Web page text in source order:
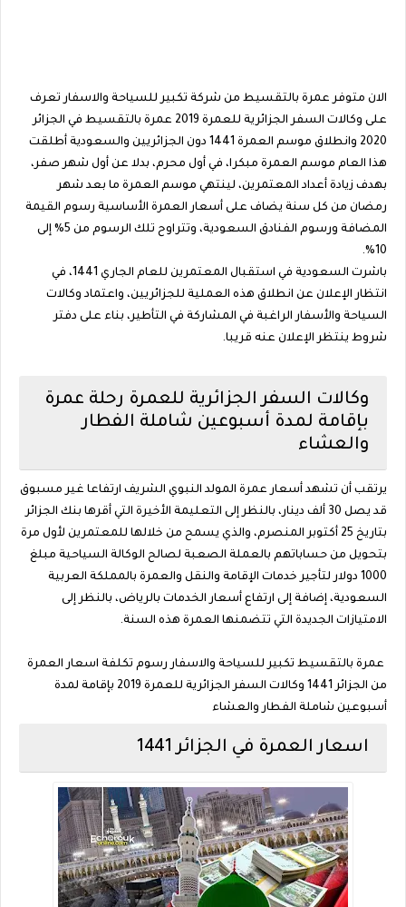
الان متوفر عمرة بالتقسيط من شركة تكبير للسياحة والاسفار تعرف
على وكالات السفر الجزائرية للعمرة 2019 عمرة بالتقسيط في الجزائر
2020 وانطلاق موسم العمرة 1441 دون الجزائريين والسعودية أطلقت
هذا العام موسم العمرة مبكرا، في أول محرم، بدلا عن أول شهر صفر،
بهدف زيادة أعداد المعتمرين، لينتهي موسم العمرة ما بعد شهر
رمضان من كل سنة يضاف على أسعار العمرة الأساسية رسوم القيمة
المضافة ورسوم الفنادق السعودية، وتتراوح تلك الرسوم من 5% إلى
10%.
باشرت السعودية في استقبال المعتمرين للعام الجاري 1441، في
انتظار الإعلان عن انطلاق هذه العملية للجزائريين، واعتماد وكالات
السياحة والأسفار الراغبة في المشاركة في التأطير، بناء على دفتر
شروط ينتظر الإعلان عنه قريبا.
وكالات السفر الجزائرية للعمرة رحلة عمرة
بإقامة لمدة أسبوعين شاملة الفطار
والعشاء
يرتقب أن تشهد أسعار عمرة المولد النبوي الشريف ارتفاعا غير مسبوق
قد يصل 30 ألف دينار، بالنظر إلى التعليمة الأخيرة التي أقرها بنك الجزائر
بتاريخ 25 أكتوبر المنصرم، والذي يسمح من خلالها للمعتمرين لأول مرة
بتحويل من حساباتهم بالعملة الصعبة لصالح الوكالة السياحية مبلغ
1000 دولار لتأجير خدمات الإقامة والنقل والعمرة بالمملكة العربية
السعودية، إضافة إلى ارتفاع أسعار الخدمات بالرياض، بالنظر إلى
الامتيازات الجديدة التي تتضمنها العمرة هذه السنة.
عمرة بالتقسيط تكبير للسياحة والاسفار رسوم تكلفة اسعار العمرة
من الجزائر 1441 وكالات السفر الجزائرية للعمرة 2019 بإقامة لمدة
أسبوعين شاملة الفطار والعشاء
اسعار العمرة في الجزائر 1441